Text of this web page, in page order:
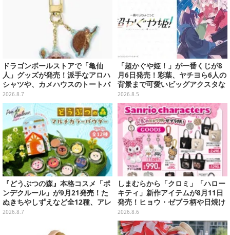
ドラゴンボールストアで「亀仙
人」グッズが発売！派手なアロハ
シャツや、カメハウスのトートバ
ッグなど夏らしいアイテムがズラ
リ
2026.8.7
「超かぐや姫！」が一番くじが8
月6日発売！彩葉、ヤチヨら6人の
背景まで可愛いビッグアクスタな
ど
2026.8.5
『どうぶつの森』本格コスメ「ポ
ンデクルール」が9月21発売！た
ぬきちやしずえなど全12種、アレ
ンジできるリアクションシールも
2026.8.7
しまむらから「クロミ」「ハロー
キティ」新作アイテムが8月11日
発売！ヒョウ・ゼブラ柄や日焼け
デザインの可愛い雑貨・アパレル
など多数
2026.8.6